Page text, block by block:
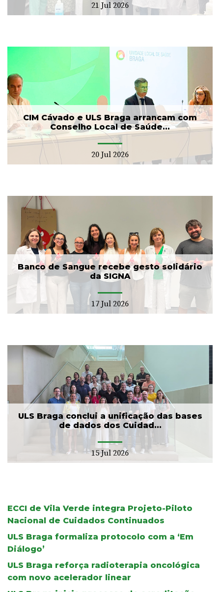
21 Jul 2026
CIM Cávado e ULS Braga arrancam com
Conselho Local de Saúde...
20 Jul 2026
Banco de Sangue recebe gesto solidário
da SIGNA
17 Jul 2026
ULS Braga conclui a unificação das bases
de dados dos Cuidad...
15 Jul 2026
ECCI de Vila Verde integra Projeto-Piloto
Nacional de Cuidados Continuados
ULS Braga formaliza protocolo com a ‘Em
Diálogo’
ULS Braga reforça radioterapia oncológica
com novo acelerador linear